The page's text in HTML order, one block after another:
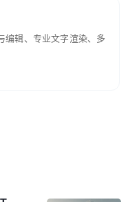
编辑、专业文字渲染、多